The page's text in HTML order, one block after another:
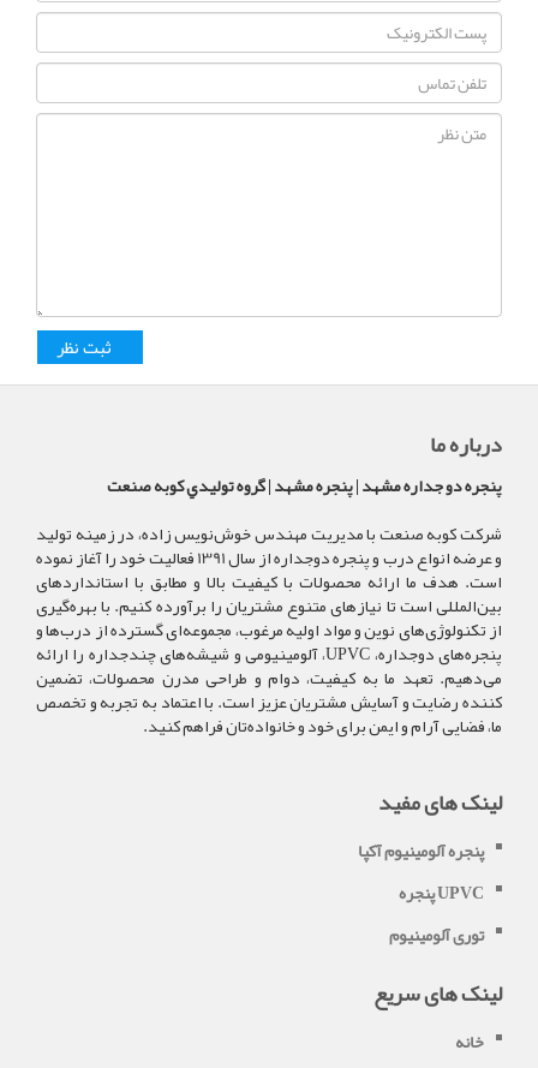
درباره ما
پنجره دو جداره مشهد | پنجره مشهد | گروه توليدي کوبه صنعت
شرکت کوبه صنعت با مدیریت مهندس خوش‌نویس زاده، در زمینه تولید
و عرضه انواع درب و پنجره دوجداره از سال 1391 فعالیت خود را آغاز نموده
است. هدف ما ارائه محصولات با کیفیت بالا و مطابق با استانداردهای
بین‌المللی است تا نیازهای متنوع مشتریان را برآورده کنیم. با بهره‌گیری
از تکنولوژی‌های نوین و مواد اولیه مرغوب، مجموعه‌ای گسترده از درب‌ها و
پنجره‌های دوجداره، UPVC، آلومینیومی و شیشه‌های چندجداره را ارائه
می‌دهیم. تعهد ما به کیفیت، دوام و طراحی مدرن محصولات، تضمین
کننده رضایت و آسایش مشتریان عزیز است. با اعتماد به تجربه و تخصص
ما، فضایی آرام و ایمن برای خود و خانواده‌تان فراهم کنید.
لینک های مفید
پنجره آلومینیوم آکپا
پنجره UPVC
توری آلومینیوم
لینک های سریع
خانه